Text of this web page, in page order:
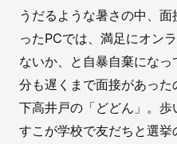
うだるような暑さの中、
ったPCでは、満足にオン
ないか、と自暴自棄にな
分も遅くまで面接があった
下高井戸の「どどん」。
すこが学校で友だちと選挙